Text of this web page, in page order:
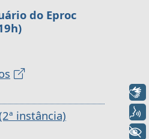
do Eproc
instância)